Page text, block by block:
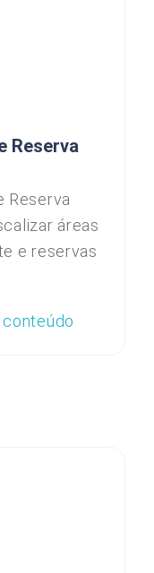
Reserva
Reserva
áreas
e reservas